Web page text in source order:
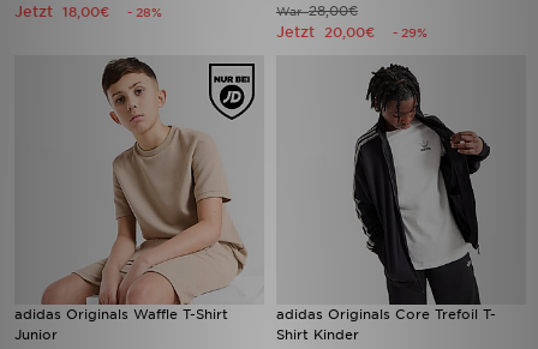
Jetzt 18,00€ - 28% War28,00€
Jetzt 20,00€ - 29%
adidas Originals Waffle T-Shirt
Junior
adidas Originals Core Trefoil T-
Shirt Kinder